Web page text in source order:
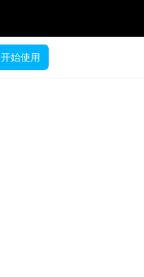
开始使用